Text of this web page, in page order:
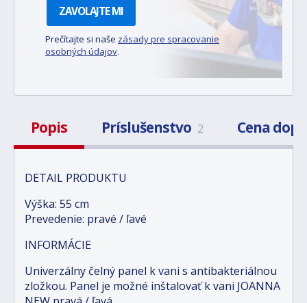
ZAVOLAJTE MI
Prečítajte si naše zásady pre spracovanie
osobných údajov.
Popis Príslušenstvo 2 Cena
DETAIL PRODUKTU
Výška: 55 cm
Prevedenie: pravé / ľavé
INFORMÁCIE
Univerzálny čelný panel k vani s antibakteriálnou
zložkou. Panel je možné inštalovať k vani JOANNA